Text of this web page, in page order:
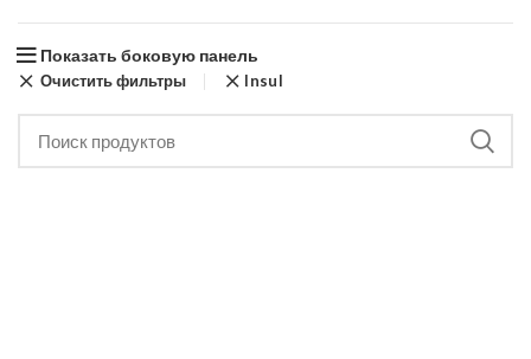
Показать боковую панель
Очистить фильтры Insul